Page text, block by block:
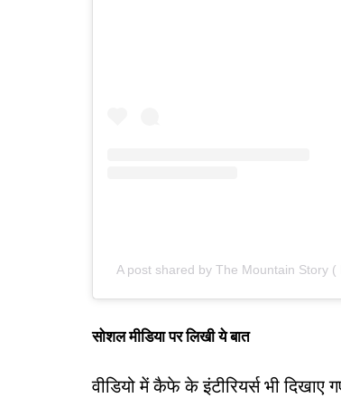
A post shared by The Mountain Story
सोशल मीडिया पर लिखी ये बात
वीडियो में कैफे के इंटीरियर्स भी